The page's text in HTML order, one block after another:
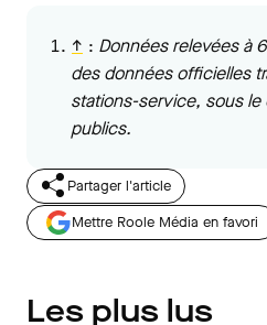
↑ : Données relevées à
des données officielles
stations-service, sous
publics.
Partager l'article
Mettre Roole Média en favori
Les plus lus